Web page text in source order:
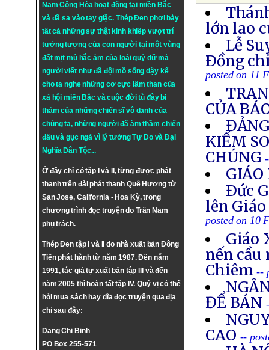
Nam Cộng Hòa hoạt động tại miền Bắc
và đã sa vào tay giặc. Thép Đen phơi bày
tất cả những sự thật kinh khiếp vượt trí
tưởng tượng của con người tại một vùng
đất mịt mù hắc ám của loài quỷ dữ mà
người viết như đã đội mồ sống dậy kể
cho ta nghe những cơ cực lầm than của
xã hội miền Bắc và cuộc đời tù đày bi
thảm của những chiến sĩ vô danh của
chúng ta, những người đã âm thầm chiến
đấu và gục ngã vì lý tưởngTự DovàĐại
Nghĩa Dân Tộc...
Ở đây chỉ có tập I và II, từng được phát
thanh trên đài phát thanh Quê Hương từ
San Jose, California - Hoa Kỳ, trong
chương trình đọc truyện do Trần Nam
phụ trách.
Thép Đen tập I và II do nhà xuất bản Đông
Tiến phát hành từ năm 1987. Đến năm
1991, tác giả tự xuất bản tập III và đến
năm 2005 thì hoàn tất tập IV. Quý vị có thể
hỏi mua sách hay dĩa đọc truyện qua địa
chỉ sau đây:
Dang Chi Binh
PO Box 255-571
lớn lao
Lễ
Ðồng
posted on 11
CỦA
KIỂM
CHÚNG
Ðức
lên
posted on 10
Giáo
nến
Chiêm --
ĐỂ BÁN
CAO --